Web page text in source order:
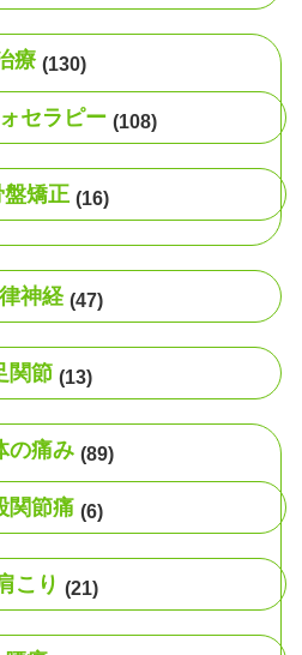
療 (130)
セラピー (108)
盤矯正 (16)
神経 (47)
関節 (13)
の痛み (89)
関節痛 (6)
こり (21)